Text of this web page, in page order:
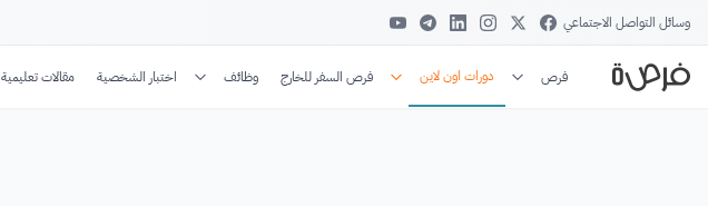
وسائل التواصل الاجتماعي
فرص دورات اون لاين فرص السفر للخارج وظائف اختبار الشخصية مقالات تعليمية